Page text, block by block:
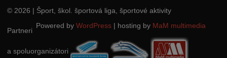
© 2026 | Šport, škol. športová liga, športové aktivity
Powered by WordPress | hosting by MaM multimedia
Partneri
a spoluorganizátori